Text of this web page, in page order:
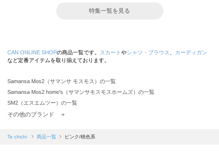
特集一覧を見る
CAN ONLINE SHOPの商品一覧です。 スカート やシャツ・ブラウス
カーディガン
など定番アイテムを取り揃えております。
Samansa Mos2（サマンサ モスモス）の一覧
Samansa Mos2 home's（サマンサモスモスホームズ）の一覧
SM2（エスエムツー）の一覧
TSUHARU by Samansa Mos2（ツハルバイサマンサモスモス）の一覧
Samansa Mos2 blue（サマンサモスモス ブルー）の一覧
その他のブランド ＋
Te chichi 商品一覧 ピンク/桃色系